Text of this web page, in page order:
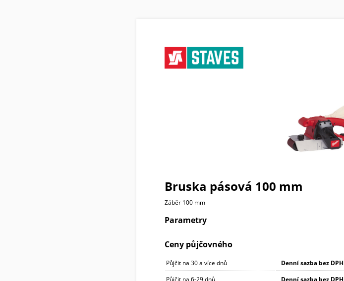
Bruska pásová 100 mm
Záběr 100 mm
Parametry
Ceny půjčovného
Půjčit na 30 a více dnů Denní sazba bez DPH
Půjčit na 6-29 dnů
Denní sazba bez DPH